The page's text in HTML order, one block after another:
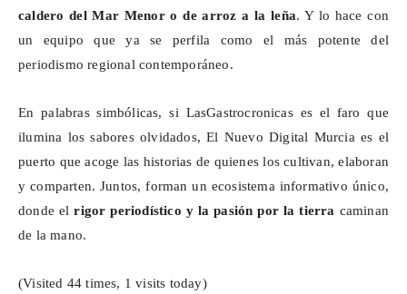
caldero del Mar Menor o de arroz a la leña. Y lo hace con
un equipo que ya se perfila como el más potente del
periodismo regional contemporáneo.
En palabras simbólicas, si LasGastrocronicases el faro que
ilumina los sabores olvidados, El Nuevo Digital Murcia es el
puerto que acoge las historias de quienes los cultivan, elaboran
y comparten. Juntos, forman un ecosistema informativo único,
donde elrigor periodístico y la pasión por la tierra caminan
de la mano.
(Visited 44 times, 1 visits today)